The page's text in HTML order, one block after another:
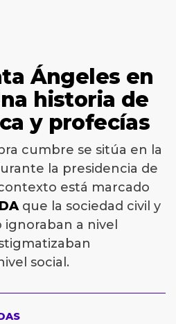
Ángeles en
historia de
y profecías
cumbre se sitúa en la
la presidencia de
está marcado
que la sociedad civil y
a nivel
social.